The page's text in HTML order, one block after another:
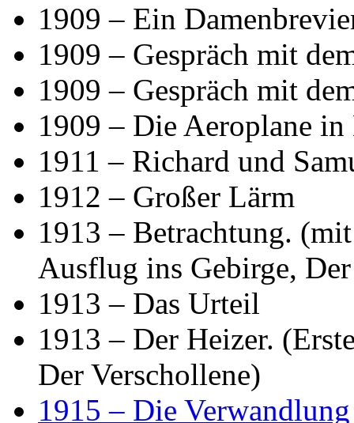
1909 – Ein
1909 – Gespräch mit
1909 – Gespräch mit
1909 – Die Aeroplane in
1911 – Richard und
1912 – Großer Lärm
1913 – Betrachtung.
Ausflug ins Gebirge,
1913 – Das Urteil
1913 – Der Heizer.
Der Verschollene)
1915 – Die Verwandlung